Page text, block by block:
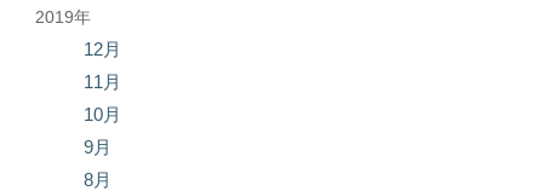
2019年
12月
11月
10月
9月
8月